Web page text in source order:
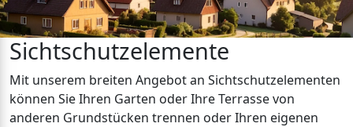
Sichtschutzelemente
Mit unserem breiten Angebot an Sichtschutzelementen
können Sie Ihren Garten oder Ihre Terrasse von
anderen Grundstücken trennen oder Ihren eigenen